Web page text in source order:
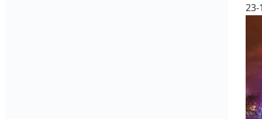
23-